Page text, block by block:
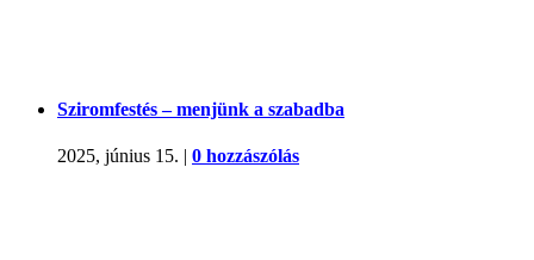
Sziromfestés – menjünk a szabadba
2025, június 15. | 0 hozzászólás